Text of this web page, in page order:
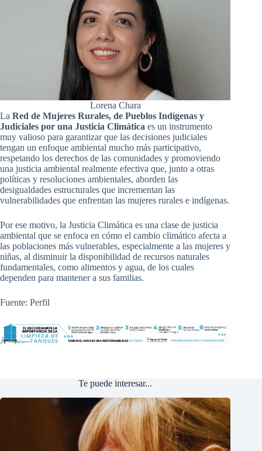
Lorena Chara
La Red de Mujeres Rurales, de Pueblos Indígenas y
Judiciales por una Justicia Climática es un instrumento
muy valioso para garantizar que las decisiones judiciales
tengan un enfoque ambiental mucho más participativo,
respetando los derechos de las comunidades y promoviendo
una justicia ambiental realmente efectiva que, junto a otras
políticas y resoluciones ambientales, aborden las
desigualdades estructurales que incrementan las
vulnerabilidades que enfrentan las mujeres rurales e indígenas.
Por ese motivo, la Justicia Climática es una clase de justicia
ambiental que se enfoca en cómo el cambio climático afecta a
las poblaciones más vulnerables, especialmente a las mujeres y
niñas, al disminuir la disponibilidad de recursos naturales
fundamentales, como alimentos y agua, de los cuales
dependen para mantener a sus familias.
Fuente: Perfil
Te puede interesar...